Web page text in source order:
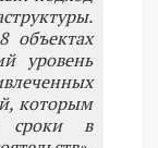
объектах
уровень
которым
сроки в